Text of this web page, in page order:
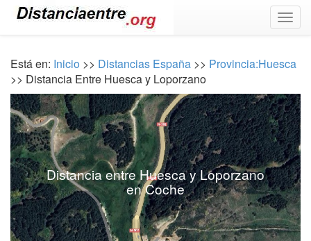
Está en: Inicio >> Distancias España >> Provincia:Huesca
>> Distancia Entre Huesca y Loporzano
Distancia entre Huesca y Loporzano
en Coche